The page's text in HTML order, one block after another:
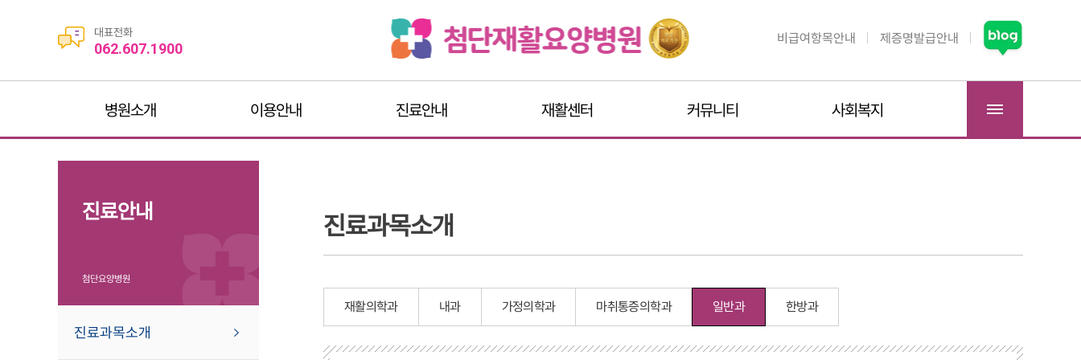
대표전화
062.607.1900
비급여항목안내 제증명발급안내
병원소개 이용안내 진료안내 재활센터 커뮤니티 사회복지
진료안내
첨단요양병원
진료과목소개
진료과목소개
재활의학과 내과 가정의학과 마취통증의학과 일반과 한방과